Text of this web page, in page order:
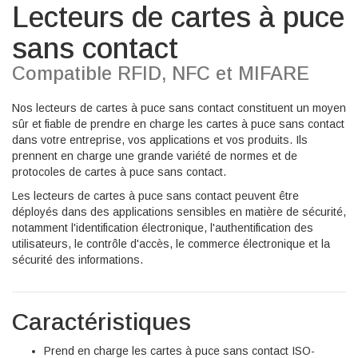
Lecteurs de cartes à puce
sans contact
Compatible RFID, NFC et MIFARE
Nos lecteurs de cartes à puce sans contact constituent un moyen
sûr et fiable de prendre en charge les cartes à puce sans contact
dans votre entreprise, vos applications et vos produits. Ils
prennent en charge une grande variété de normes et de
protocoles de cartes à puce sans contact.
Les lecteurs de cartes à puce sans contact peuvent être
déployés dans des applications sensibles en matière de sécurité,
notamment l'identification électronique, l'authentification des
utilisateurs, le contrôle d'accès, le commerce électronique et la
sécurité des informations.
Caractéristiques
Prend en charge les cartes à puce sans contact ISO-